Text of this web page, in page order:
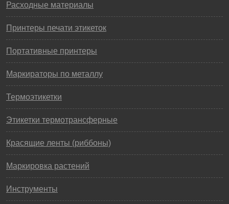
Расходные материалы
Принтеры печати этикеток
Портативные принтеры
Маркираторы по металлу
Термоэтикетки
Этикетки термотрансферные
Красящие ленты (риббоны)
Маркировка растений
Инструменты